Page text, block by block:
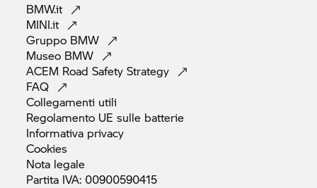
BMW.it
MINI.it
Gruppo BMW
Museo BMW
ACEM Road SafetyStrategy
FAQ
Collegamenti utili
Regolamento UE sulle batterie
Informativa privacy
Cookies
Nota legale
Partita IVA: 00900590415